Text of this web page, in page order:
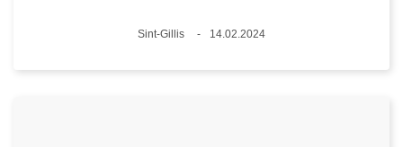
Plaats
Sint-Gillis
14.02.2024